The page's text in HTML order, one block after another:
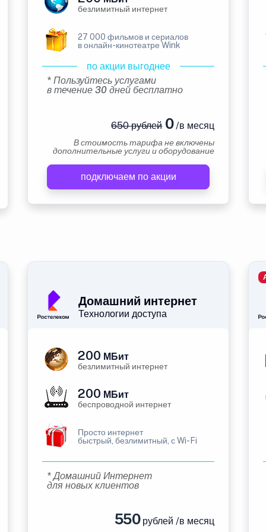
безлимитный интернет
27 000 фильмов и сериалов
в онлайн-кинотеатре Wink
по акции выгоднее
* Пользуйтесь услугами
в течение 30 дней бесплатно
650 рублей0/в месяц
В стоимость тарифа не включены
дополнительные услуги и оборудование
подключаем по акции
Домашний интернет
Технологии доступа
200 МБит
безлимитный интернет
200 МБит
беспроводной интернет
Просто интернет
быстрый, безлимитный, с Wi-Fi
* Домашний Интернет
для новых клиентов
550рублей /в месяц